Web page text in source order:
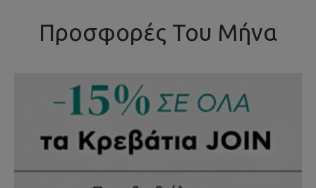
Προσφορές Του Μήνα